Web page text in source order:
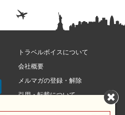
トラベルボイスについて
会社概要
メルマガの登録・解除
引用・転載について